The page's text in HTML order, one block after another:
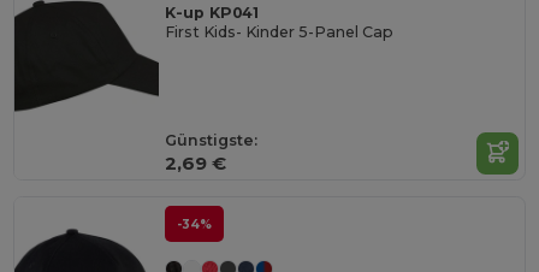
K-up KP041
First Kids- Kinder 5-Panel Cap
Günstigste:
2,69 €
-34%